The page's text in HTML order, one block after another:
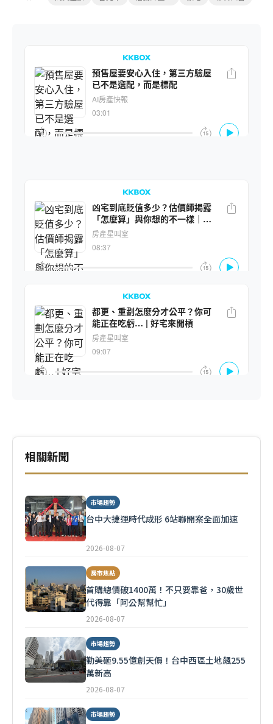
相關新聞
市場趨勢
台中大捷運時代成形 6站聯開案全面加速
2026-08-07
房市焦點
首購總價破1400萬！不只要靠爸，30歲世
代得靠「阿公幫幫忙」
2026-08-07
市場趨勢
勤美砸9.55億創天價！台中西區土地飆255
萬新高
2026-08-07
市場趨勢